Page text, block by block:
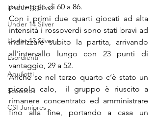
Under 15 Silver
Under 14 Silver
Under 13 Silver
Esordienti
Aquilotti
Scoiattoli
CSI Juniores
punteggio di 60 a 86.
Con i primi due quarti giocati ad alta
intensità i rossoverdi sono stati bravi ad
indirizzare subito la partita, arrivando
all'intervallo lungo con 23 punti di
vantaggio, 29 a 52.
Anche se nel terzo quarto c’è stato un
piccolo calo,  il gruppo è riuscito a
rimanere concentrato ed amministrare
fino alla fine, portando a casa un